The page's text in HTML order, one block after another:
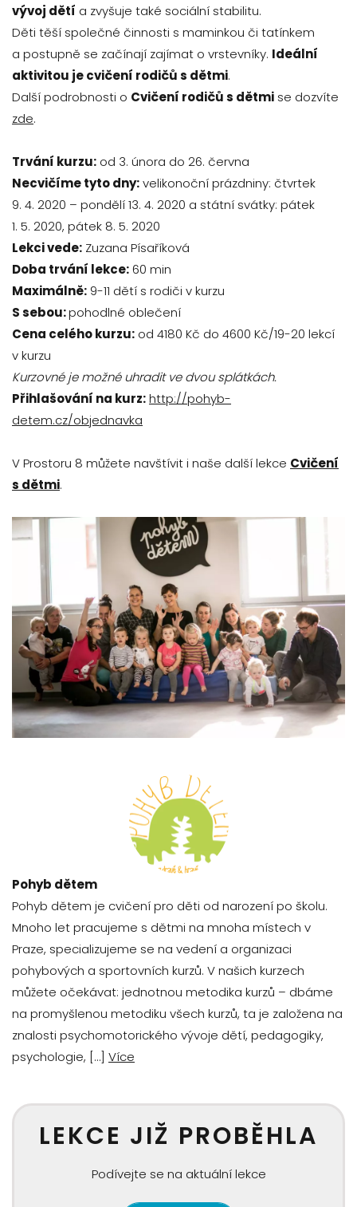
vývoj dětí a zvyšuje také sociální stabilitu.
Děti těší společné činnosti s maminkou či tatínkem
a postupně se začínají zajímat o vrstevníky. Ideální
aktivitou je cvičení rodičů s dětmi.
Další podrobnosti o Cvičení rodičů s dětmi se dozvíte
zde.
Trvání kurzu: od 3. února do 26. června
Necvičíme tyto dny:velikonoční prázdniny: čtvrtek
9. 4. 2020 – pondělí 13. 4. 2020 a státní svátky: pátek
1. 5. 2020, pátek 8. 5. 2020
Lekci vede: Zuzana Písaříková
Doba trvání lekce:60 min
Maximálně: 9-11 dětí s rodiči v kurzu
S sebou:pohodlné oblečení
Cena celého kurzu: od 4180 Kč do 4600 Kč/19-20 lekcí
v kurzu
Kurzovné je možné uhradit ve dvou splátkách.
Přihlašování na kurz:http://pohyb-
detem.cz/objednavka
V Prostoru 8 můžete navštívit i naše další lekce Cvičení
s dětmi.
Pohyb dětem
Pohyb dětem je cvičení pro děti od narození po školu.
Mnoho let pracujeme s dětmi na mnoha místech v
Praze, specializujeme se na vedení a organizaci
pohybových a sportovních kurzů. V našich kurzech
můžete očekávat: jednotnou metodika kurzů – dbáme
na promyšlenou metodiku všech kurzů, ta je založena na
znalosti psychomotorického vývoje dětí, pedagogiky,
psychologie, […] Více
LEKCE JIŽ PROBĚHLA
Podívejte se na aktuální lekce